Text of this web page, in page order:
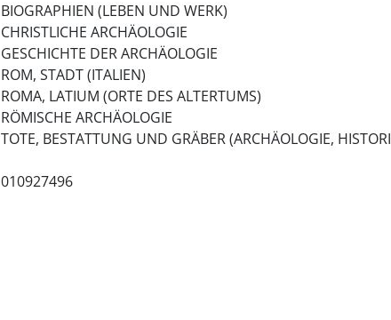
BIOGRAPHIEN (LEBEN UND WERK)
CHRISTLICHE ARCHÄOLOGIE
GESCHICHTE DER ARCHÄOLOGIE
ROM, STADT (ITALIEN)
ROMA, LATIUM (ORTE DES ALTERTUMS)
RÖMISCHE ARCHÄOLOGIE
TOTE, BESTATTUNG UND GRÄBER (ARCHÄOLOGIE,
010927496